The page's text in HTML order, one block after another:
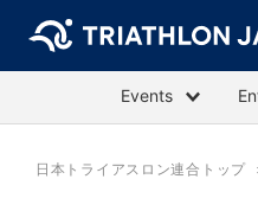
Events
日本トライアスロン連合トップ